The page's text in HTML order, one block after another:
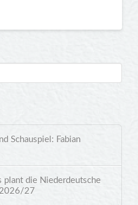
Schauspiel: Fabian
plant die Niederdeutsche
2026/27